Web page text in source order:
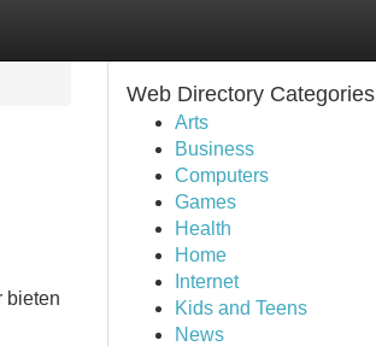
bieten
Web Directory Categories
Arts
Business
Computers
Games
Health
Home
Internet
Kids and Teens
News